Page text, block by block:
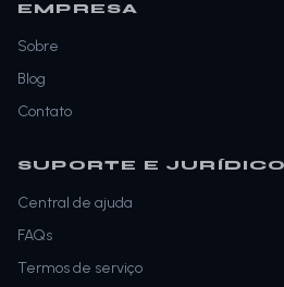
EMPRESA
Sobre
Blog
Contato
SUPORTE E JURÍDICO
Central de ajuda
FAQs
Termos de serviço